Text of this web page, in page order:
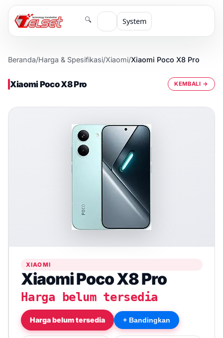
🔍 System
Beranda/Harga & Spesifikasi/Xiaomi/Xiaomi Poco X8 Pro
Xiaomi Poco X8 Pro KEMBALI →
XIAOMI
Xiaomi Poco X8 Pro
Harga belum tersedia
Harga belum tersedia + Bandingkan